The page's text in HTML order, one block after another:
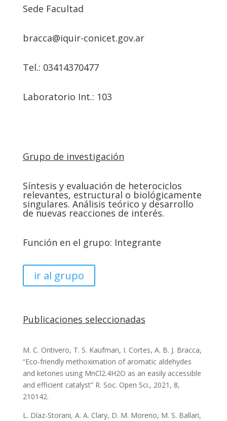
Sede Facultad
bracca@iquir-conicet.gov.ar
Tel.: 03414370477
Laboratorio Int.: 103
Grupo de investigación
Síntesis y evaluación de heterociclos
relevantes, estructural o biológicamente
singulares. Análisis teórico y desarrollo
de nuevas reacciones de interés.
Función en el grupo: Integrante
ir al grupo
Publicaciones seleccionadas
M. C. Ontivero, T. S. Kaufman, I. Cortes, A. B. J. Bracca,
“Eco-friendly methoximation of aromatic aldehydes
and ketones using MnCl2.4H2O as an easily accessible
and efficient catalyst” R. Soc. Open Sci., 2021, 8,
210142.
L. Díaz-Storani, A. A. Clary, D. M. Moreno, M. S. Ballari,